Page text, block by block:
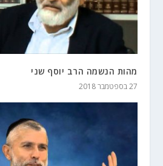
מהות הנשמה הרב יוסף שני
27 בספטמבר 2018